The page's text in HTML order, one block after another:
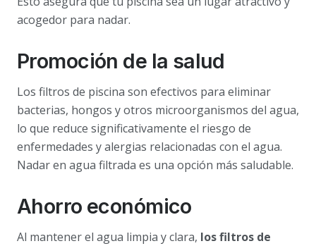
acogedor para nadar.
Promoción de la salud
Los filtros de piscina son efectivos para eliminar
bacterias, hongos y otros microorganismos del agua,
lo que reduce significativamente el riesgo de
enfermedades y alergias relacionadas con el agua.
Nadar en agua filtrada es una opción más saludable.
Ahorro económico
Al mantener el agua limpia y clara, los filtros de